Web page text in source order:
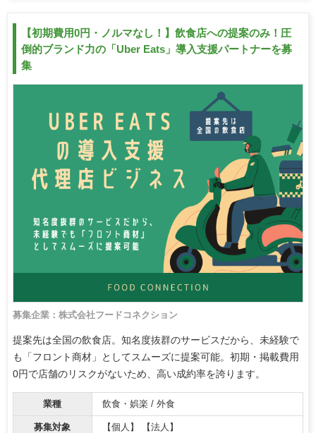
【初期費用0円・ノルマなし！】飲食店への提案のみ！圧
倒的ブランド力の「Uber Eats」導入支援パートナーを募
集
募集企業：株式会社フードコネクション
提案先は全国の飲食店。知名度抜群のサービスだから、未経験で
も「フロント商材」としてスムーズに提案可能。初期・掲載費用
0円で店舗のリスクがないため、高い成約率を誇ります。
業種 飲食・娯楽 / 外食
募集対象 【個人】 【法人】